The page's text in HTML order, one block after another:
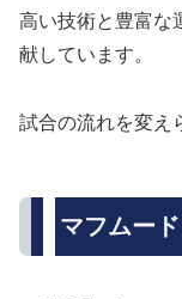
高い技術と豊富な
献しています。
試合の流れを変え
マフムー